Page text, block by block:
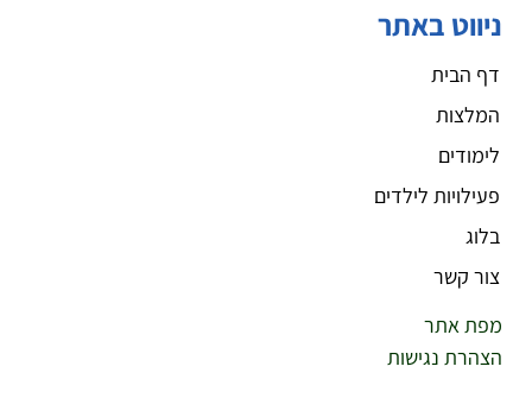
ניווט באתר
דף הבית
המלצות
לימודים
פעילויות לילדים
בלוג
צור קשר
מפת אתר
הצהרת נגישות